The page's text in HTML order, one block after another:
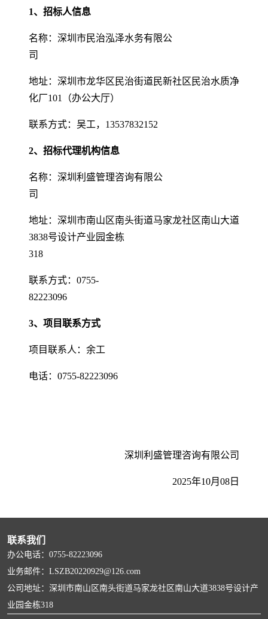
1、招标人信息
名称：深圳市民治泓泽水务有限公
司
地址：深圳市龙华区民治街道民新社区民治水质净
化厂101（办公大厅）
联系方式：吴工，13537832152
2、招标代理机构信息
名称：深圳利盛管理咨询有限公
司
地址：深圳市南山区南头街道马家龙社区南山大道
3838号设计产业园金栋
318
联系方式：0755-
82223096
3、项目联系方式
项目联系人：余工
电话：0755-82223096
深圳利盛管理咨询有限公司
2025年10月08日
联系我们
办公电话：0755-82223096
业务邮件：LSZB20220929@126.com
公司地址：深圳市南山区南头街道马家龙社区南山大道3838号设计产
业园金栋318